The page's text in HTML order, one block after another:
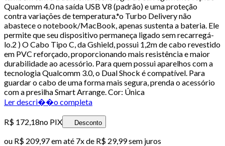
Qualcomm 4.0 na saída USB V8 (padrão) e uma proteção
contra variações de temperatura.*o Turbo Delivery não
abastece o notebook/MacBook, apenas sustenta a bateria. Ele
permite que seu dispositivo permaneça ligado sem recarregá-
lo.2 ) O Cabo Tipo C, da Gshield, possui 1,2m de cabo revestido
em PVC reforçado, proporcionando mais resistência e maior
durabilidade ao acessório. Para quem possui aparelhos com a
tecnologia Qualcomm 3.0, o Dual Shock é compatível. Para
guardar o cabo de uma forma mais segura, prenda o acessório
com a presilha Smart Arrange. Cor: Única
Ler descri��o completa
R$ 172,18no PIX Desconto
ou R$ 209,97em até 7x de R$ 29,99 sem juros